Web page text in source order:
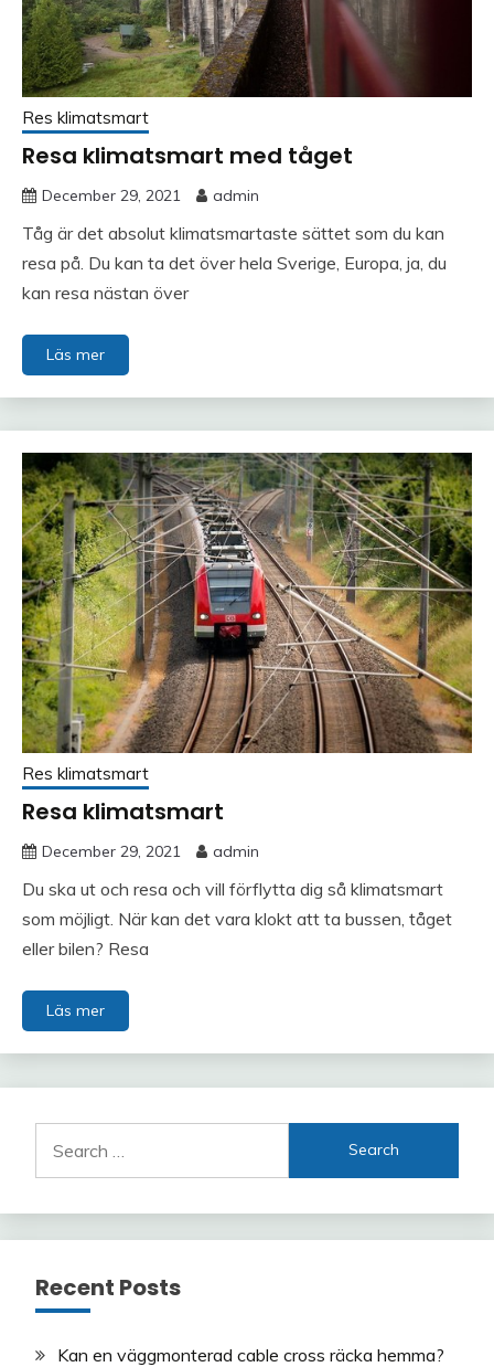
Res klimatsmart
Resa klimatsmart med tåget
December 29, 2021 admin
Tåg är det absolut klimatsmartaste sättet som du kan
resa på. Du kan ta det över hela Sverige, Europa, ja, du
kan resa nästan över
Läs mer
Res klimatsmart
Resa klimatsmart
December 29, 2021 admin
Du ska ut och resa och vill förflytta dig så klimatsmart
som möjligt. När kan det vara klokt att ta bussen, tåget
eller bilen? Resa
Läs mer
for:
Recent Posts
Kan en väggmonterad cable cross räcka hemma?